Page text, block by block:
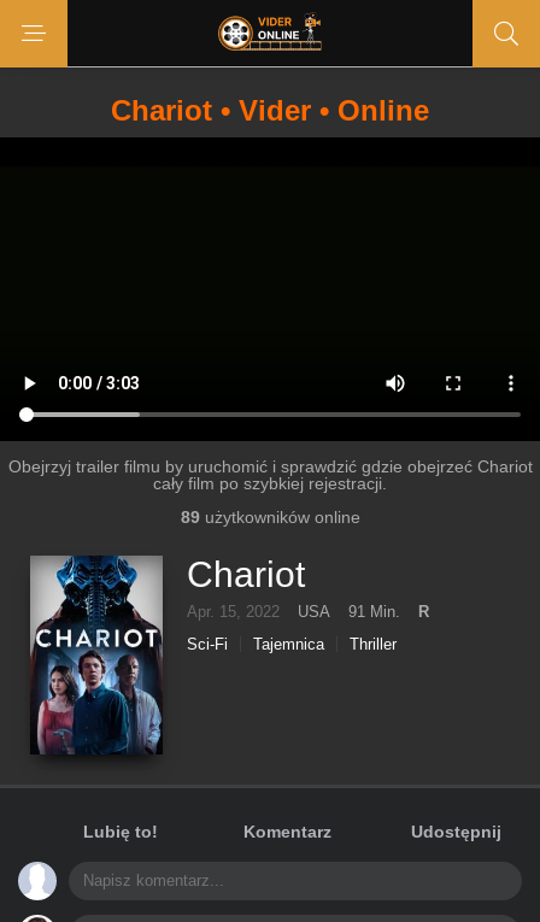
Chariot • Vider • Online
Obejrzyj trailer filmu by uruchomić i sprawdzić gdzie obejrzeć Chariot
cały film po szybkiej rejestracji.
89użytkowników online
Chariot
Apr. 15, 2022 USA 91 Min.
R
Sci-Fi
Tajemnica Thriller
Lubię to! Komentarz Udostępnij